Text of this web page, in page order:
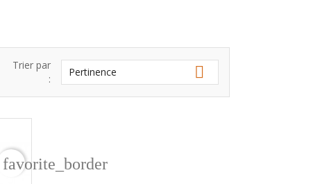
Trier par
:
Pertinence 
favorite_border